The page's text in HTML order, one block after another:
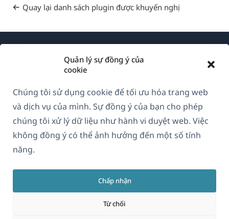
Quản lý sự đồng ý của
cookie
Chúng tôi sử dụng cookie để tối ưu hóa trang web
và dịch vụ của mình. Sự đồng ý của bạn cho phép
chúng tôi xử lý dữ liệu như hành vi duyệt web. Việc
không đồng ý có thể ảnh hưởng đến một số tính
năng.
Chấp nhận
Từ chối
Quay lại danh sách plugin được khuyến nghị
Vietnamese
GDPR & Chính sách Bảo mật
Tham gia đội ngũ của chúng tôi(mở
mới)
trong
cửa
sổ
mới)
trong
cửa
sổ
mới)
trong
sổ